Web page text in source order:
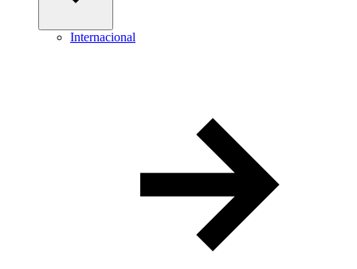
Internacional